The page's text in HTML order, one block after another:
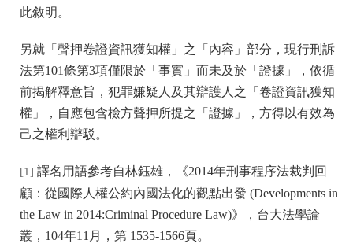
此敘明。
另就「聲押卷證資訊獲知權」之「內容」部分，現行刑訴
法第101條第3項僅限於「事實」而未及於「證據」，依循
前揭解釋意旨，犯罪嫌疑人及其辯護人之「卷證資訊獲知
權」，自應包含檢方聲押所提之「證據」，方得以有效為
己之權利辯駁。
[1] 譯名用語參考自林鈺雄，《2014年刑事程序法裁判回
顧：從國際人權公約內國法化的觀點出發 (Developments in
the Law in 2014:Criminal Procedure Law)》，台大法學論
叢，104年11月，第 1535-1566頁。